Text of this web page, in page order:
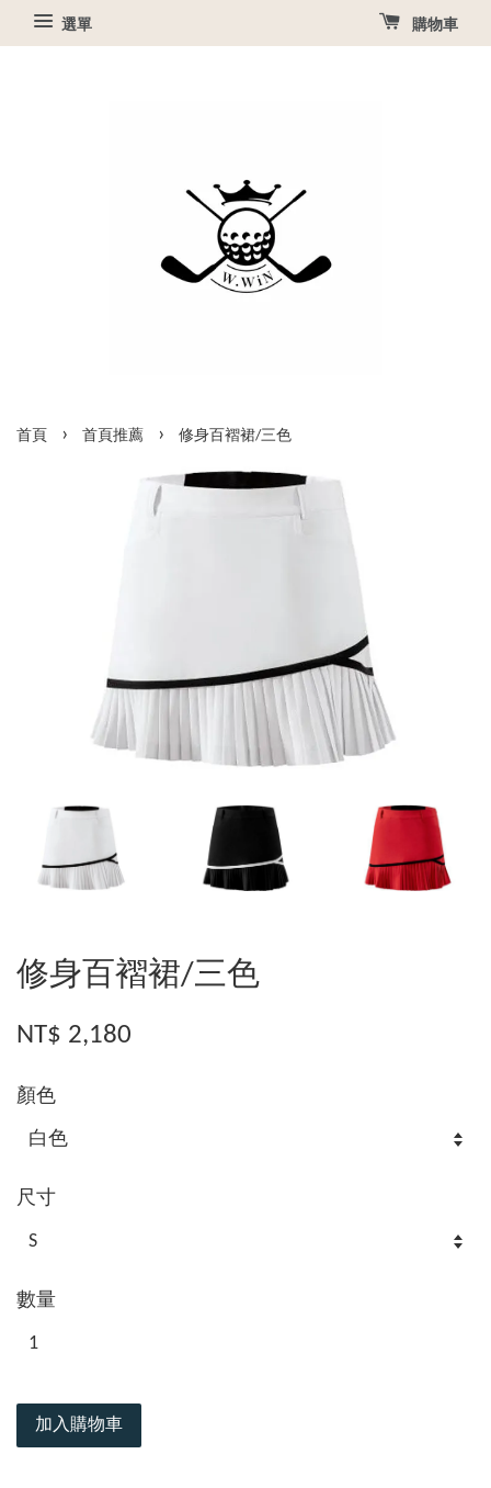
選單 購物車
首頁 › 首頁推薦 › 修身百褶裙/三色
修身百褶裙/三色
NT$ 2,180
顏色
尺寸
數量
加入購物車